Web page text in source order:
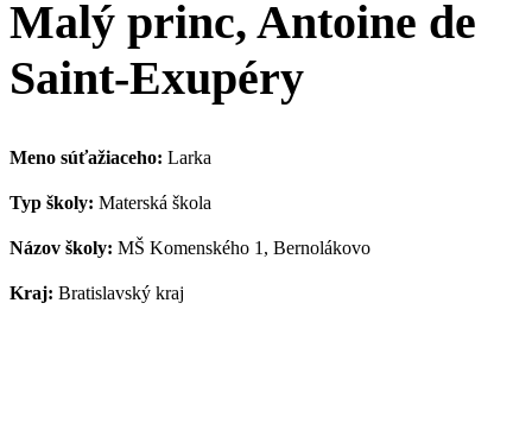
Malý princ, Antoine de
Saint-Exupéry
Meno súťažiaceho: Larka
Typ školy: Materská škola
Názov školy: MŠ Komenského 1, Bernolákovo
Kraj: Bratislavský kraj